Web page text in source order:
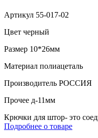
Артикул 55-017-02
Цвет черный
Размер 10*26мм
Материал полиацеталь
Производитель РОССИЯ
Прочее д-11мм
Крючки для штор- это
Подробнее о товаре